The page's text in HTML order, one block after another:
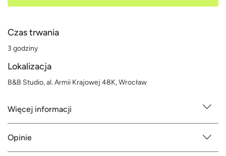
Czas trwania
3 godziny
Lokalizacja
B&B Studio, al. Armii Krajowej 48K, Wrocław
Więcej informacji
Opinie